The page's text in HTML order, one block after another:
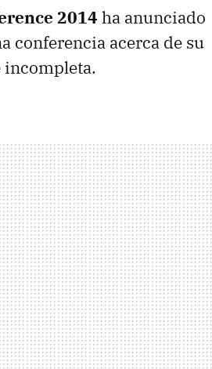
2014 ha anunciado
conferencia acerca de su
incompleta.